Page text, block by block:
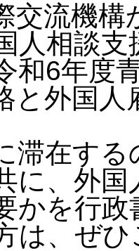
交流機
人相談
和6年度
と外国
滞在す
に、外
かを行
は、ぜ